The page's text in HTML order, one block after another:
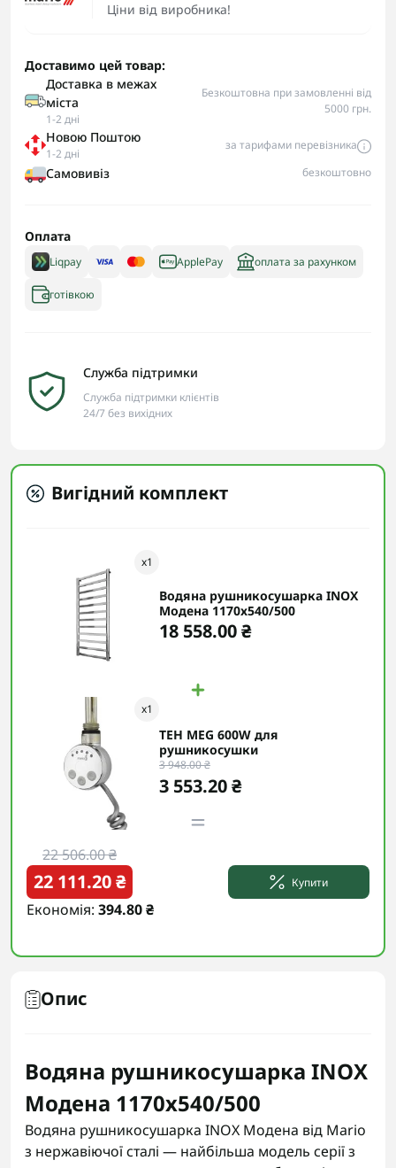
Ціни від виробника!
Доставимо цей товар:
Доставка в межах
міста
1-2 дні
Безкоштовна при замовленні від
5000 грн.
Новою Поштою
1-2 дні
за тарифами перевізника
Самовивіз безкоштовно
Оплата
Liqpay ApplePay оплата за рахунком
готівкою
Служба підтримки
Служба підтримки клієнтів
24/7 без вихідних
Вигідний комплект
x1
Водяна рушникосушарка INOX
Модена 1170х540/500
18 558.00 ₴
x1
ТЕН MEG 600W для
рушникосушки
3 948.00 ₴
3 553.20 ₴
22 506.00 ₴
22 111.20 ₴
Економія: 394.80 ₴
Купити
Опис
Водяна рушникосушарка INOX
Модена 1170х540/500
Водяна рушникосушарка INOX Модена від Mario
з нержавіючої сталі — найбільша модель серії з